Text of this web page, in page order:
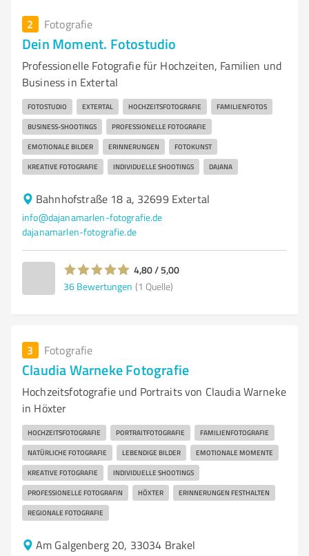
2 Fotografie
Dein Moment. Fotostudio
Professionelle Fotografie für Hochzeiten, Familien und
Business in Extertal
FOTOSTUDIO EXTERTAL HOCHZEITSFOTOGRAFIE FAMILIENFOTOS
BUSINESS-SHOOTINGS PROFESSIONELLE FOTOGRAFIE
EMOTIONALE BILDER ERINNERUNGEN FOTOKUNST
KREATIVE FOTOGRAFIE INDIVIDUELLE SHOOTINGS DAJANA
Bahnhofstraße 18 a, 32699 Extertal
info@dajanamarlen-fotografie.de
dajanamarlen-fotografie.de
4,80 / 5,00
36 Bewertungen (1 Quelle)
3 Fotografie
Claudia Warneke Fotografie
Hochzeitsfotografie und Portraits von Claudia Warneke
in Höxter
HOCHZEITSFOTOGRAFIE PORTRAITFOTOGRAFIE FAMILIENFOTOGRAFIE
NATÜRLICHE FOTOGRAFIE LEBENDIGE BILDER EMOTIONALE MOMENTE
KREATIVE FOTOGRAFIE INDIVIDUELLE SHOOTINGS
PROFESSIONELLE FOTOGRAFIN HÖXTER ERINNERUNGEN FESTHALTEN
REGIONALE FOTOGRAFIE
Am Galgenberg 20, 33034 Brakel